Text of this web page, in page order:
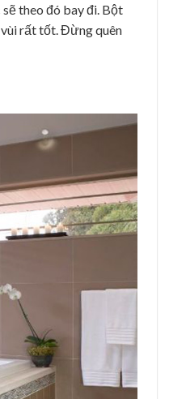
theo đó bay đi. Bột
rất tốt. Đừng quên